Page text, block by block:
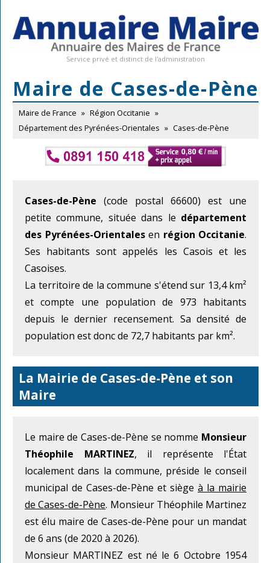
Service privé et distinct de l'administration
Maire de Cases-de-Pène
Maire de France » Région Occitanie »
Département des Pyrénées-Orientales » Cases-de-Pène
Cases-de-Pène (code postal 66600) est une
petite commune, située dans le département
des Pyrénées-Orientalesen région Occitanie.
Ses habitants sont appelés les Casois et les
Casoises.
La territoire de la commune s'étend sur 13,4 km²
et compte une population de 973 habitants
depuis le dernier recensement. Sa densité de
population est donc de 72,7 habitants par km².
La Mairie de Cases-de-Pène et son
Maire
Le maire de Cases-de-Pène se nomme Monsieur
Théophile MARTINEZ, il représente l'État
localement dans la commune, préside le conseil
municipal de Cases-de-Pène et siège à la mairie
de Cases-de-Pène. Monsieur Théophile Martinez
est élu maire de Cases-de-Pène pour un mandat
de 6 ans (de 2020 à 2026).
Monsieur MARTINEZ est né le 6 Octobre 1954